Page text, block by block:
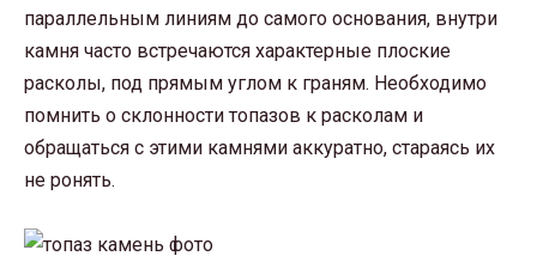
параллельным линиям до самого основания, внутри
камня часто встречаются характерные плоские
расколы, под прямым углом к граням. Необходимо
помнить о склонности топазов к расколам и
обращаться с этими камнями аккуратно, стараясь их
не ронять.